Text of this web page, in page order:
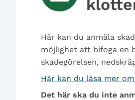
Här kan du anmäla
möjlighet att bifoga en
skadegörelsen,
Här kan du läsa mer
Det här ska du inte